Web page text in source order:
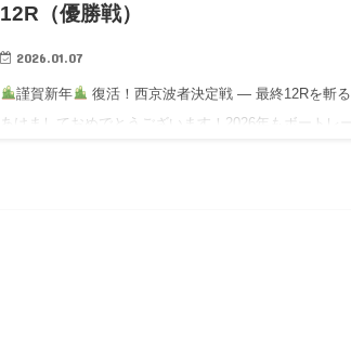
12R（優勝戦）
2026.01.07
謹賀新年
復活！西京波者決定戦 ― 最終12Rを斬る
あけましておめでとうございます！2026年もボートレー